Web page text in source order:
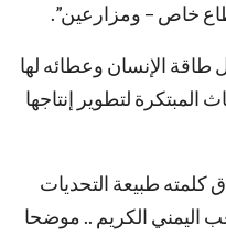
خاص – ومزارعين”.
الإنسان وعطائه لها
المبتكرة لتطوير إنتاجها
طبيعة التحديات
اليمني الكريم .. موضحا